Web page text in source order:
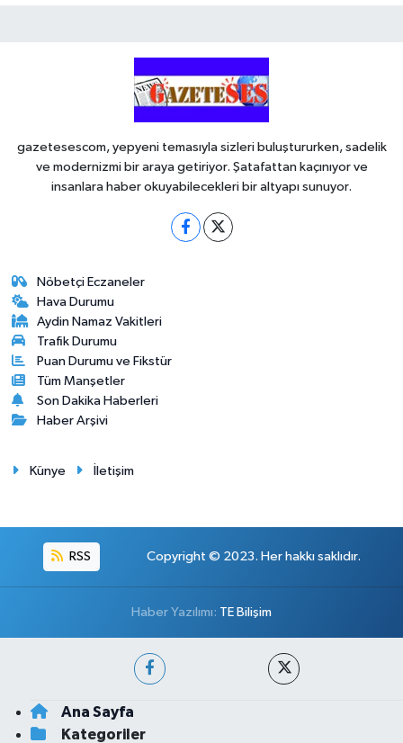
gazetesescom, yepyeni temasıyla sizleri buluştururken, sadelik
ve modernizmi bir araya getiriyor. Şatafattan kaçınıyor ve
insanlara haber okuyabilecekleri bir altyapı sunuyor.
Nöbetçi Eczaneler
Hava Durumu
Aydin Namaz Vakitleri
Trafik Durumu
Puan Durumu ve Fikstür
Tüm Manşetler
Son Dakika Haberleri
Haber Arşivi
Künye İletişim
RSS Copyright © 2023. Her hakkı saklıdır.
Haber Yazılımı: TE Bilişim
Ana Sayfa
Kategoriler